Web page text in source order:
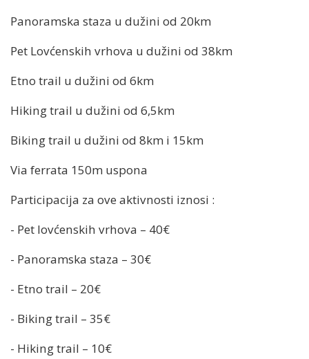
Panoramska staza u dužini od 20km
Pet Lovćenskih vrhova u dužini od 38km
Etno trail u dužini od 6km
Hiking trail u dužini od 6,5km
Biking trail u dužini od 8km i 15km
Via ferrata 150m uspona
Participacija za ove aktivnosti iznosi :
- Pet lovćenskih vrhova – 40€
- Panoramska staza – 30€
- Etno trail – 20€
- Biking trail – 35€
- Hiking trail – 10€